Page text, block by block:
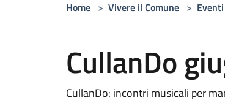
Home > Vivere il Comune > Eventi
CullanDo
CullanDo: incontri musicali per